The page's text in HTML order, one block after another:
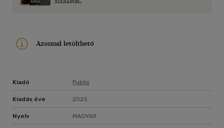
Azonnal letölthető
Kiadó Publio
Kiadás éve 2025
Nyelv MAGYAR